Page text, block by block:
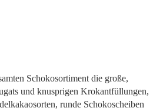
Schokosortiment die große,
und knusprigen Krokantfüllungen,
runde Schokoscheiben